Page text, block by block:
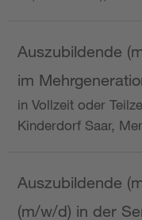
Auszubildende
im
in Vollzeit oder
Kinderdorf Saar,
Auszubildende
(m/w/d) in der